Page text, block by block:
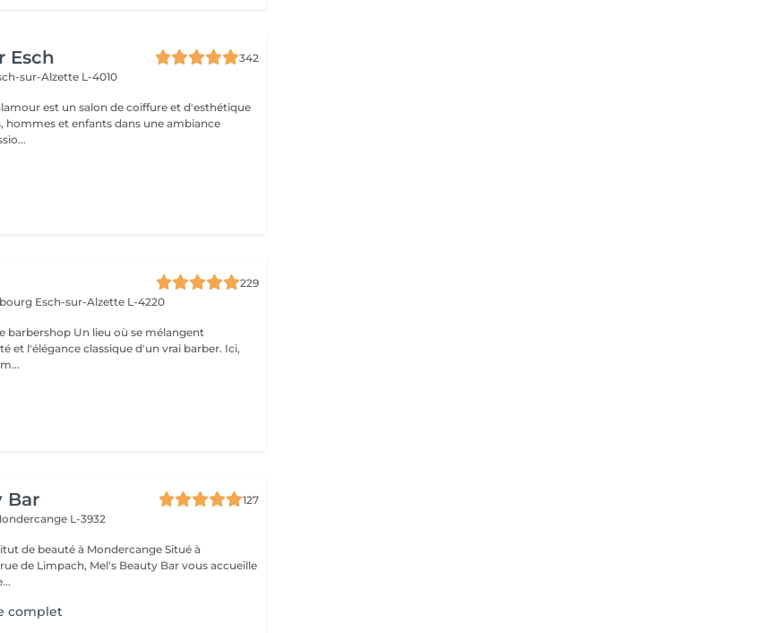
Esch
342
sur-Alzette L-4010
est un salon de coiffure et d'esthétique
hommes et enfants dans une ambiance
229
Esch-sur-Alzette L-4220
lieu où se mélangent
et l'élégance classique d'un vrai barber. Ici,
Bar
127
L-3932
de Limpach, Mel's Beauty Bar vous accueille
complet